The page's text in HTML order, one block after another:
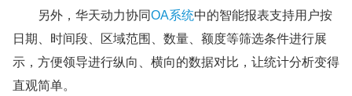
另外，华天动力协同OA系统中的智能报表支持用户按
日期、时间段、区域范围、数量、额度等筛选条件进行展
示，方便领导进行纵向、横向的数据对比，让统计分析变得
直观简单。